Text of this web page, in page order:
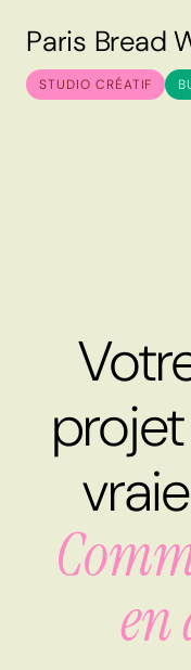
P
P
a
a
r
r
i
i
s
s
B
B
r
r
e
e
a
a
d
d
STUDIO CRÉATIF
en